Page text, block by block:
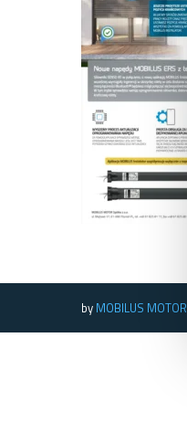
by MOBILUS MOTOR